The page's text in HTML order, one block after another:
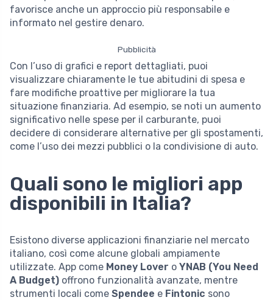
favorisce anche un approccio più responsabile e
informato nel gestire denaro.
Pubblicità
Con l’uso di grafici e report dettagliati, puoi
visualizzare chiaramente le tue abitudini di spesa e
fare modifiche proattive per migliorare la tua
situazione finanziaria. Ad esempio, se noti un aumento
significativo nelle spese per il carburante, puoi
decidere di considerare alternative per gli spostamenti,
come l’uso dei mezzi pubblici o la condivisione di auto.
Quali sono le migliori app
disponibili in Italia?
Esistono diverse applicazioni finanziarie nel mercato
italiano, così come alcune globali ampiamente
utilizzate. App come Money Lover o YNAB (You Need
A Budget) offrono funzionalità avanzate, mentre
strumenti locali come Spendee e Fintonic sono